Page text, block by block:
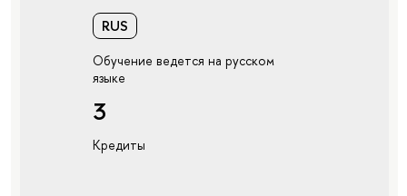
RUS
Обучение ведется на русском
языке
3
Кредиты